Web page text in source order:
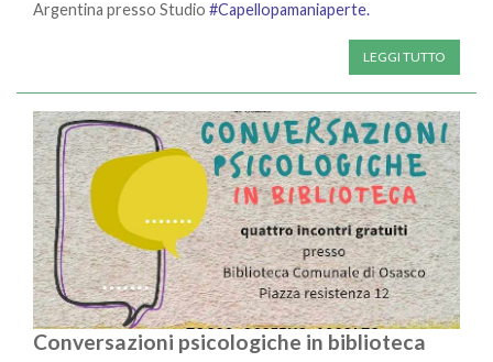
Argentina presso Studio #Capellopamaniaperte.
LEGGI TUTTO
Conversazioni psicologiche in biblioteca